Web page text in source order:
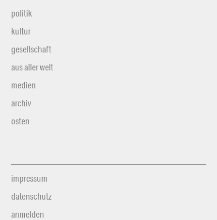
politik
kultur
gesellschaft
aus aller welt
medien
archiv
osten
impressum
datenschutz
anmelden